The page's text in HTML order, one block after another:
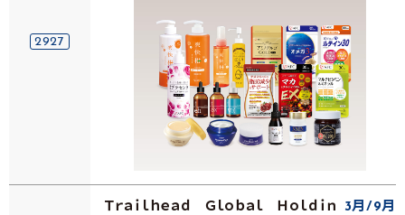
2927
Ｔｒａｉｌｈｅａｄ Ｇｌｏｂａｌ Ｈｏｌｄｉｎ
3月 9月